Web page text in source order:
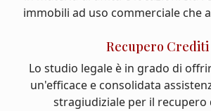
immobili ad uso commerciale che
Recupero Crediti
Lo studio legale è in grado di
un'efficace e consolidata
stragiudiziale per il recupero